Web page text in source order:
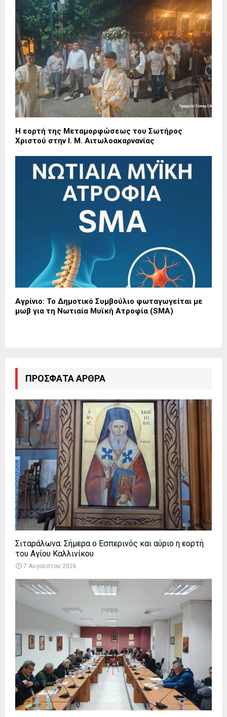
Η εορτή της Μεταμορφώσεως του Σωτήρος
Χριστού στην Ι. Μ. Αιτωλοακαρνανίας
Αγρίνιο: Το Δημοτικό Συμβούλιο φωταγωγείται με
μωβ για τη Νωτιαία Μυϊκή Ατροφία (SMA)
ΠΡΌΣΦΑΤΑ ΆΡΘΡΑ
Σιταράλωνα: Σήμερα ο Εσπερινός και αύριο η εορτή
του Αγίου Καλλινίκου
7 Αυγούστου 2026